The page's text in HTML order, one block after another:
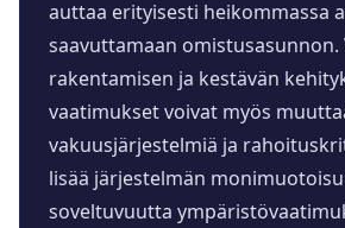
auttaa erityisesti heikommassa
saavuttamaan omistusasunnon.
rakentamisen ja kestävän
vaatimukset voivat myös
vakuusjärjestelmiä ja
lisää järjestelmän
soveltuvuutta